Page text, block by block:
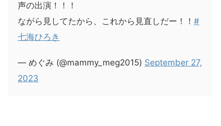
声の出演！！！
ながら見してたから、これから見直しだー！！ #
七海ひろき
— めぐみ (@mammy_meg2015) September 27,
2023